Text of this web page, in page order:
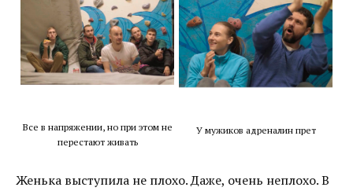
Все в напряжении, но при этом не
перестают живать
У мужиков адреналин прет
Женька выступила не плохо. Даже, очень неплохо. В